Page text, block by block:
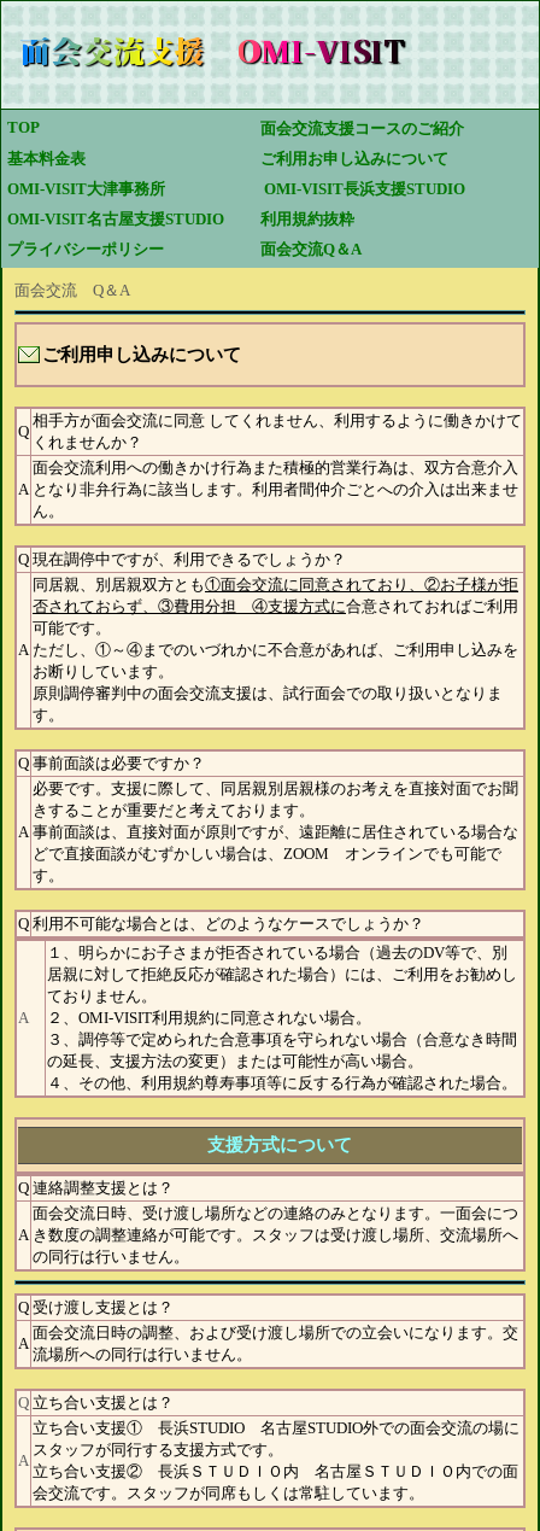
TOP
面会交流支援コースのご紹介
基本料金表
ご利用お申し込みについて
OMI-VISIT大津事務所
OMI-VISIT長浜支援STUDIO
OMI-VISIT名古屋支援STUDIO
利用規約抜粋
プライバシーポリシー
面会交流Q＆A
面会交流 Q＆A
ご利用申し込みについて
Q
相手方が面会交流に同意 してくれません、利用するように働きかけて
くれませんか？
A
面会交流利用への働きかけ行為また積極的営業行為は、双方合意介入
となり非弁行為に該当します。利用者間仲介ごとへの介入は出来ませ
ん。
Q 現在調停中ですが、利用できるでしょうか？
A
同居親、別居親双方とも①面会交流に同意されており、②お子様が拒
否されておらず、③費用分担 ④支援方式に合意されておればご利用
可能です。
ただし、①～④までのいづれかに不合意があれば、ご利用申し込みを
お断りしています。
原則調停審判中の面会交流支援は、試行面会での取り扱いとなりま
す。
Q 事前面談は必要ですか？
A
必要です。支援に際して、同居親別居親様のお考えを直接対面でお聞
きすることが重要だと考えております。
事前面談は、直接対面が原則ですが、遠距離に居住されている場合な
どで直接面談がむずかしい場合は、ZOOM オンラインでも可能で
す。
Q 利用不可能な場合とは、どのようなケースでしょうか？
A
１、明らかにお子さまが拒否されている場合（過去のDV等で、別
居親に対して拒絶反応が確認された場合）には、ご利用をお勧めし
ておりません。
２、OMI-VISIT利用規約に同意されない場合。
３、調停等で定められた合意事項を守られない場合（合意なき時間
の延長、支援方法の変更）または可能性が高い場合。
４、その他、利用規約尊寿事項等に反する行為が確認された場合。
支援方式について
Q 連絡調整支援とは？
A
面会交流日時、受け渡し場所などの連絡のみとなります。一面会につ
き数度の調整連絡が可能です。スタッフは受け渡し場所、交流場所へ
の同行は行いません。
Q 受け渡し支援とは？
A
面会交流日時の調整、および受け渡し場所での立会いになります。交
流場所への同行は行いません。
Q 立ち合い支援とは？
A
立ち合い支援① 長浜STUDIO 名古屋STUDIO外での面会交流の場に
スタッフが同行する支援方式です。
立ち合い支援② 長浜ＳＴＵＤＩＯ内 名古屋ＳＴＵＤＩＯ内での面
会交流です。スタッフが同席もしくは常駐しています。